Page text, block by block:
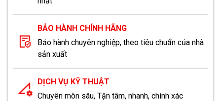
BẢO HÀNH CHÍNH HÃNG
Bảo hành chuyên nghiệp, theo tiêu chuẩn của nhà
sản xuất
DỊCH VỤ KỸ THUẬT
Chuyên môn sâu, Tận tâm, nhanh, chính xác